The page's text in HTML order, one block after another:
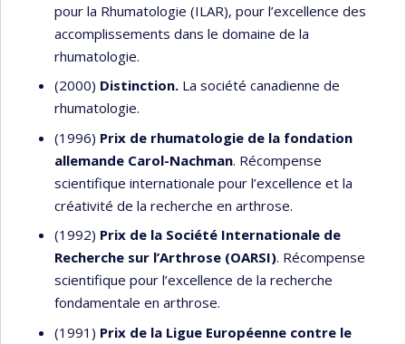
pour la Rhumatologie (ILAR), pour l’excellence des
accomplissements dans le domaine de la
rhumatologie.
(2000) Distinction. La société canadienne de
rhumatologie.
(1996) Prix de rhumatologie de la fondation
allemande Carol-Nachman. Récompense
scientifique internationale pour l’excellence et la
créativité de la recherche en arthrose.
(1992) Prix de la Société Internationale de
Recherche sur l’Arthrose (OARSI). Récompense
scientifique pour l’excellence de la recherche
fondamentale en arthrose.
(1991) Prix de la Ligue Européenne contre le